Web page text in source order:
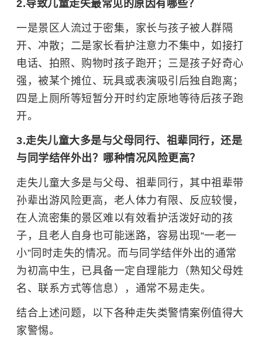
2.导致儿童走失最常见的原因有哪些？
一是景区人流过于密集，家长与孩子被人群隔
开、冲散；二是家长看护注意力不集中，如接打
电话、拍照、购物时孩子跑开；三是孩子好奇心
强，被某个摊位、玩具或表演吸引后独自跑离；
四是上厕所等短暂分开时约定原地等待后孩子跑
开。
3.走失儿童大多是与父母同行、祖辈同行，还是
与同学结伴外出？哪种情况风险更高？
走失儿童大多是与父母、祖辈同行，其中祖辈带
孙辈出游风险更高，老人体力有限、反应较慢，
在人流密集的景区难以有效看护活泼好动的孩
子，且老人自身也可能迷路，容易出现“一老一
小”同时走失的情况。而与同学结伴外出的通常
为初高中生，已具备一定自理能力（熟知父母姓
名、联系方式等信息），通常不易走失。
结合上述问题，以下各种走失类警情案例值得大
家警惕。